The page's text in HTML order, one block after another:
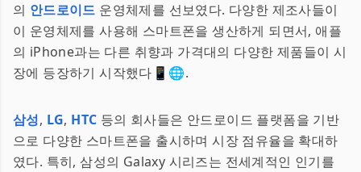
의 안드로이드 운영체제를 선보였다. 다양한 제조사들이
이 운영체제를 사용해 스마트폰을 생산하게 되면서, 애플
의 iPhone과는 다른 취향과 가격대의 다양한 제품들이 시
장에 등장하기 시작했다📱🌐.
삼성, LG, HTC 등의 회사들은 안드로이드 플랫폼을 기반
으로 다양한 스마트폰을 출시하며 시장 점유율을 확대하
였다. 특히, 삼성의 Galaxy 시리즈는 전세계적인 인기를